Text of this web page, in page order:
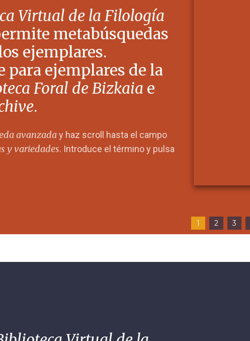
Virtual de la Filología
metabúsquedas
ejemplares.
para ejemplares de la
Foral de Bizkaia e
.
avanzaday haz scroll hasta el campo
y variedades. Introduce el término y pulsa
1 2 3